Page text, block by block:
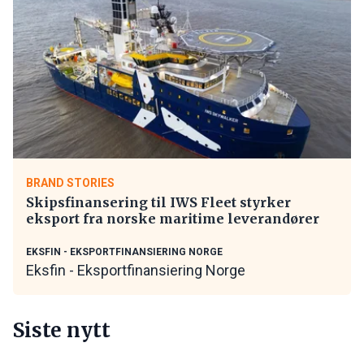
BRAND STORIES
Skipsfinansering til IWS Fleet styrker
eksport fra norske maritime leverandører
EKSFIN - EKSPORTFINANSIERING NORGE
Eksfin - Eksportfinansiering Norge
Siste nytt